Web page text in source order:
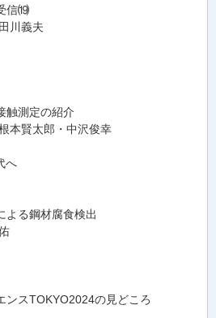
信⒆
川義夫
触測定の紹介
本賢太郎・中沢俊幸
へ
よる鋼材腐食検出
ンスTOKYO2024の見どころ